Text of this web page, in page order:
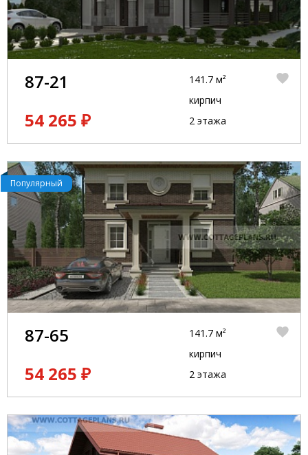
87-21
54 265 ₽
141.7 м²
кирпич
2 этажа
Популярный
87-65
54 265 ₽
141.7 м²
кирпич
2 этажа